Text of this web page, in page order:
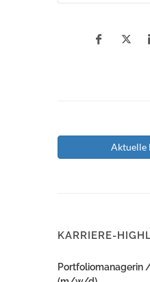
Aktuelle
KARRIERE-
Portfoliomanagerin